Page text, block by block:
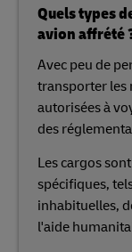
Quels types
avion affrété
Avec peu de
transporter les
autorisées à
des
Les cargos
spécifiques,
inhabituelles,
l'aide